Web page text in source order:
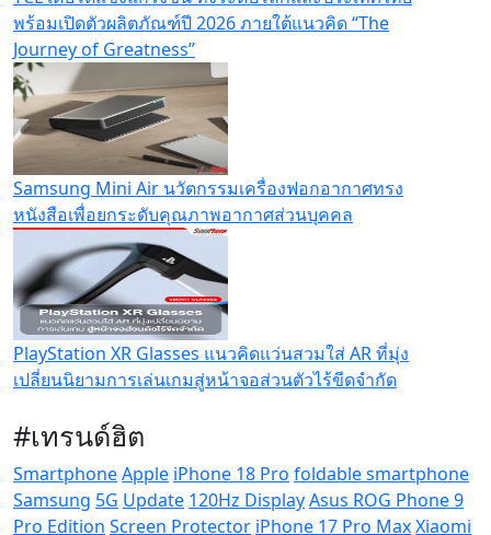
พร้อมเปิดตัวผลิตภัณฑ์ปี 2026 ภายใต้แนวคิด “The
Journey of Greatness”
Samsung Mini Air นวัตกรรมเครื่องฟอกอากาศทรง
หนังสือเพื่อยกระดับคุณภาพอากาศส่วนบุคคล
PlayStation XR Glasses แนวคิดแว่นสวมใส่ AR ที่มุ่ง
เปลี่ยนนิยามการเล่นเกมสู่หน้าจอส่วนตัวไร้ขีดจำกัด
#เทรนด์ฮิต
SmartphoneApple iPhone 18 Pro foldable smartphone
Samsung 5G Update 120Hz DisplayAsus ROG Phone 9
Pro Edition Screen Protector iPhone 17 Pro MaxXiaomi